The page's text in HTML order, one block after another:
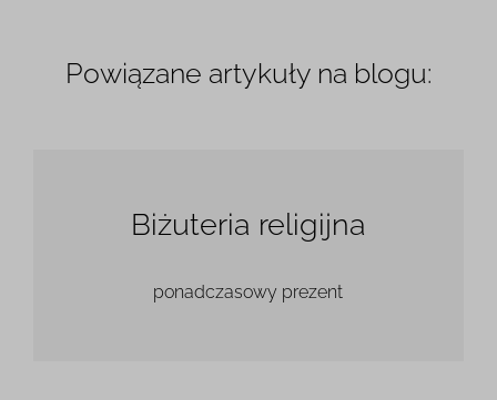
Powiązane artykuły na blogu:
Biżuteria religijna
ponadczasowy prezent